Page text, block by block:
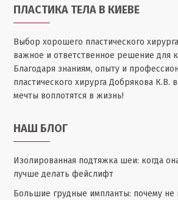
ПЛАСТИКА ТЕЛА В КИЕВЕ
Выбор хорошего пластического
важное и ответственное решение для
Благодаря знаниям, опыту и
пластического хирурга Добрякова К.В.
мечты воплотятся в жизнь!
НАШ БЛОГ
Изолированная подтяжка шеи: когда
лучше делать фейслифт
Большие грудные импланты: почему не